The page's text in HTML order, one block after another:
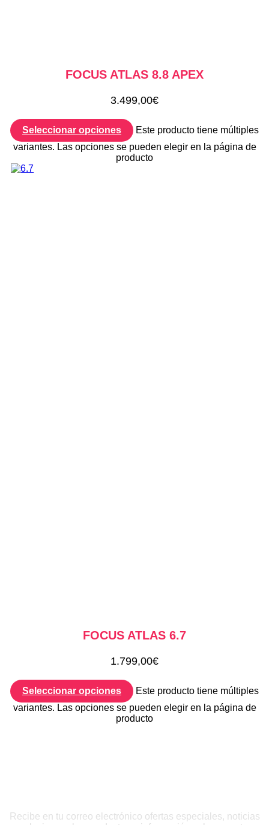
FOCUS ATLAS 8.8 APEX
3.499,00€
Seleccionar opciones
Este producto tiene múltiples
variantes. Las opciones se pueden elegir en la página de
producto
FOCUS ATLAS 6.7
1.799,00€
Seleccionar opciones
Este producto tiene múltiples
variantes. Las opciones se pueden elegir en la página de
producto
Recibe en tu correo electrónico ofertas especiales, noticias